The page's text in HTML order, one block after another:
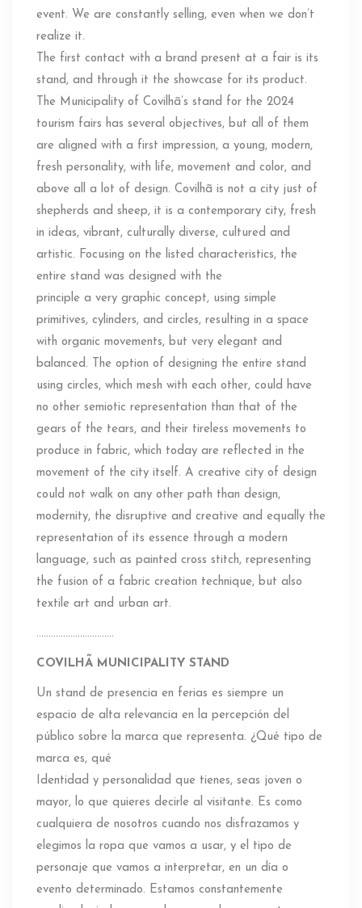
event. We are constantly selling, even when we don’t
realize it.
The first contact with a brand present at a fair is its
stand, and through it the showcase for its product.
The Municipality of Covilhã’s stand for the 2024
tourism fairs has several objectives, but all of them
are aligned with a first impression, a young, modern,
fresh personality, with life, movement and color, and
above all a lot of design. Covilhã is not a city just of
shepherds and sheep, it is a contemporary city, fresh
in ideas, vibrant, culturally diverse, cultured and
artistic. Focusing on the listed characteristics, the
entire stand was designed with the
principle a very graphic concept, using simple
primitives, cylinders, and circles, resulting in a space
with organic movements, but very elegant and
balanced. The option of designing the entire stand
using circles, which mesh with each other, could have
no other semiotic representation than that of the
gears of the tears, and their tireless movements to
produce in fabric, which today are reflected in the
movement of the city ​​itself. A creative city of design
could not walk on any other path than design,
modernity, the disruptive and creative and equally the
representation of its essence through a modern
language, such as painted cross stitch, representing
the fusion of a fabric creation technique, but also
textile art and urban art.
…………………………..
COVILHÃ MUNICIPALITY STAND
Un stand de presencia en ferias es siempre un
espacio de alta relevancia en la percepción del
público sobre la marca que representa. ¿Qué tipo de
marca es, qué
Identidad y personalidad que tienes, seas joven o
mayor, lo que quieres decirle al visitante. Es como
cualquiera de nosotros cuando nos disfrazamos y
elegimos la ropa que vamos a usar, y el tipo de
personaje que vamos a interpretar, en un día o
evento determinado. Estamos constantemente